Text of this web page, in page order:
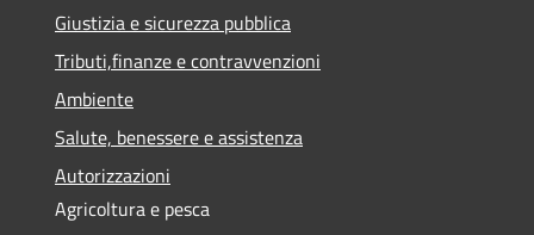
Giustizia e sicurezza pubblica
Tributi,finanze e contravvenzioni
Ambiente
Salute, benessere e assistenza
Autorizzazioni
Agricoltura e pesca